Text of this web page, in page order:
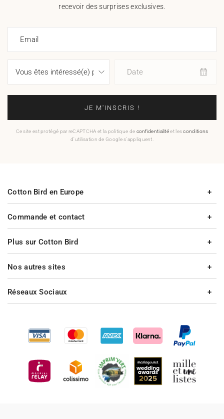
recevoir des surprises exclusives.
Email
Date
JE M'INSCRIS !
Ce site est protégé par reCAPTCHA et la politique de confidentialitéet lesconditions
d'utilisation de Google s'appliquent.
Commande et contact
Plus sur Cotton Bird
Cotton Bird en Europe
Nos autres sites
Réseaux Sociaux